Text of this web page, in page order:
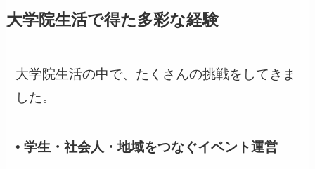
大学院生活で得た多彩な経験
大学院生活の中で、たくさんの挑戦をしてきま
した。
•学生・社会人・地域をつなぐイベント運営